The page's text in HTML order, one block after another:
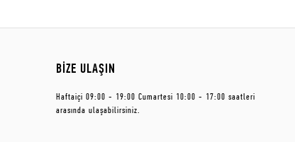
BİZE ULAŞIN
Haftaiçi 09:00 - 19:00 Cumartesi 10:00 - 17:00 saatleri
arasında ulaşabilirsiniz.